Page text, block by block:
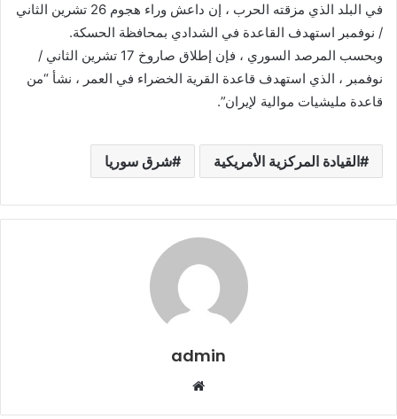
في البلد الذي مزقته الحرب ، إن داعش وراء هجوم 26 تشرين الثاني
/ نوفمبر استهدف القاعدة في الشدادي بمحافظة الحسكة.
وبحسب المرصد السوري ، فإن إطلاق صاروخ 17 تشرين الثاني /
نوفمبر ، الذي استهدف قاعدة القرية الخضراء في العمر ، نشأ “من
قاعدة مليشيات موالية لإيران”.
القيادة المركزية الأمريكية شرق سوريا
admin